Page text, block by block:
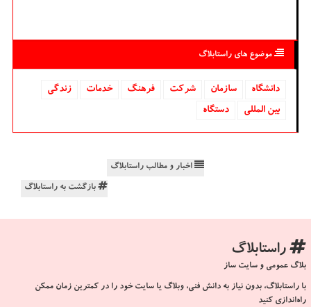
موضوع های راستابلاگ
دانشگاه‌ سازمان شركت فرهنگ خدمات
زندگی
بین المللی
دستگاه
اخبار و مطالب راستابلاگ
بازگشت به راستابلاگ
راستابلاگ
بلاگ عمومی و سایت ساز
با راستابلاگ، بدون نیاز به دانش فنی، وبلاگ یا سایت خود را در کمترین زمان ممکن
راه‌اندازی کنید